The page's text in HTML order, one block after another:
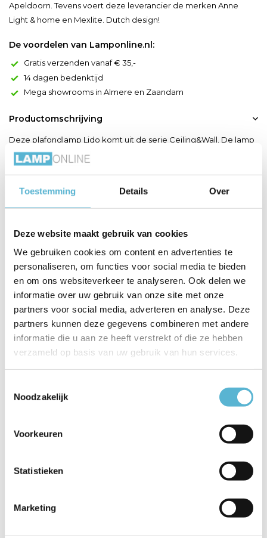
Toestemming Details Over
Deze website maakt gebruik van cookies
We gebruiken cookies om content en advertenties te
personaliseren, om functies voor social media te bieden
en om ons websiteverkeer te analyseren. Ook delen we
informatie over uw gebruik van onze site met onze
partners voor social media, adverteren en analyse. Deze
partners kunnen deze gegevens combineren met andere
informatie die u aan ze heeft verstrekt of die ze hebben
verzameld op basis van uw gebruik van hun services.
Noodzakelijk
Voorkeuren
Statistieken
Marketing
Apeldoorn. Tevens voert deze leverancier de merken Anne
Light & home en Mexlite. Dutch design!
De voordelen van Lamponline.nl:
Gratis verzenden vanaf € 35,-
14 dagen bedenktijd
Mega showrooms in Almere en Zaandam
Productomschrijving
Deze plafondlamp Lido komt uit de serie Ceiling&Wall. De lamp
komt mooi tot zijn recht in een modern interieur. De Lido is
vervaardigt uit metaal en kunststof. Beschikt over een vast
2950 Kelvin met een lichtopbrengst van 1100 Lumen. De stijlvolle
plafondlamp heeft een diameter van ...
Toon meer
Productspecificaties
Artikelnummer 7797ZW
EAN 8712746132274
Breedte 28
Toon meer
Reviews
Er zijn nog geen reviews geschreven over dit product..